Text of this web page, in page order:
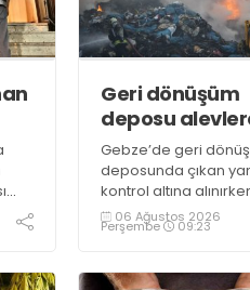
Geri dönüşüm
deposu
teslim oldu
Gebze’de geri
deposunda çıkan
kontrol altına
duman sebebiyle TEM
D100 Karayolu’nda
06 Ağustos 2026
Perşembe 09:23